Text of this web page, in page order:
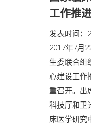
工作推
发表时间：
2017年7月
生委联合组
心建设工作
重召开。出
科技厅和卫
床医学研究